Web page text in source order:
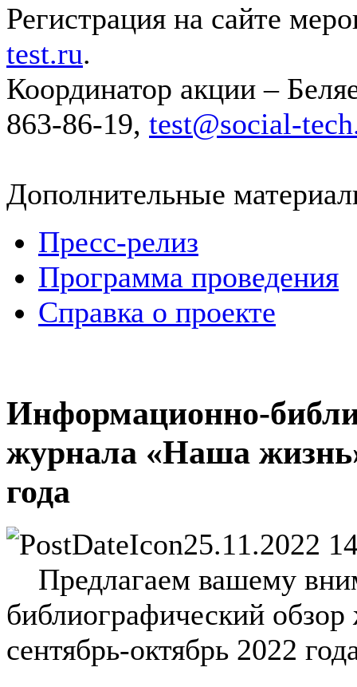
Регистрация на сайте
test.ru.
Координатор акции –
863-86-19, test@social-
Дополнительные
Пресс-релиз
Программа проведения
Справка о проекте
Информационно-
журнала «Наша
года
25.11.2022
Предлагаем вашему
библиографический
сентябрь-октябрь 2022